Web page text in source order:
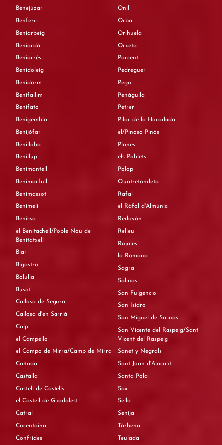
Benejúzar
Benferri
Beniarbeig
Beniardá
Beniarrés
Benidoleig
Benidorm
Benifallim
Benifato
Benigembla
Benijófar
Benilloba
Benillup
Benimantell
Benimarfull
Benimassot
Benimeli
Benissa
el Benitachell/Poble Nou de
Benitatxell
Biar
Bigastro
Bolulla
Busot
Callosa de Segura
Callosa d'en Sarrià
Calp
el Campello
el Campo de Mirra/Camp de Mirra
Cañada
Castalla
Castell de Castells
el Castell de Guadalest
Catral
Cocentaina
Confrides
Onil
Orba
Orihuela
Orxeta
Parcent
Pedreguer
Pego
Penàguila
Petrer
Pilar de la Horadada
el/Pinoso Pinós
Planes
els Poblets
Polop
Quatretondeta
Rafal
el Ràfol d'Almúnia
Redován
Relleu
Rojales
la Romana
Sagra
Salinas
San Fulgencio
San Isidro
San Miguel de Salinas
San Vicente del Raspeig/Sant
Vicent del Raspeig
Sanet y Negrals
Sant Joan d'Alacant
Santa Pola
Sax
Sella
Senija
Tàrbena
Teulada